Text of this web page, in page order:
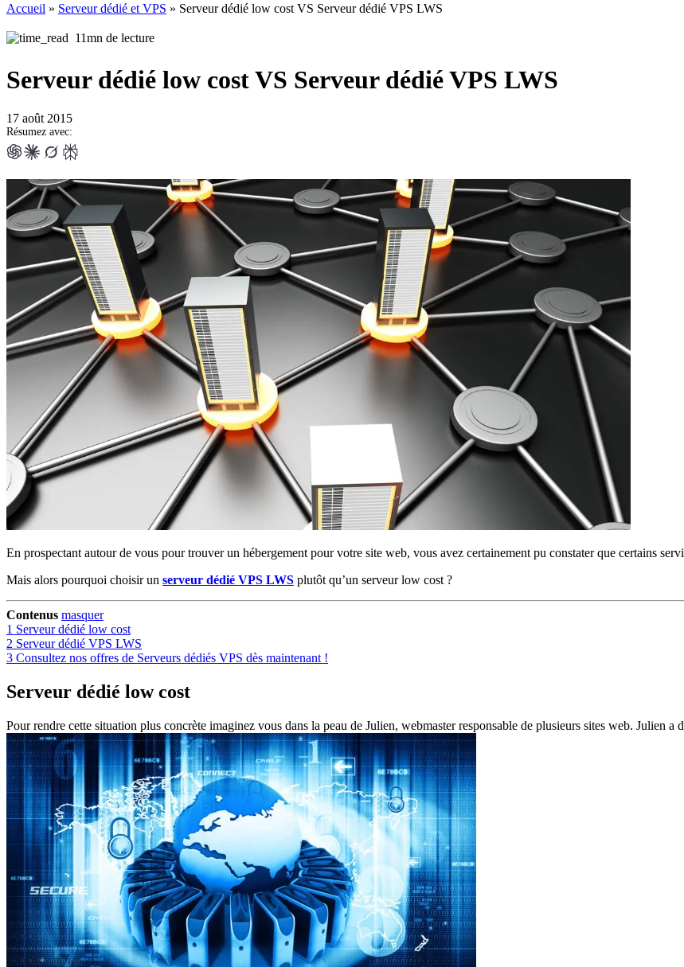
Accueil » Serveur dédié et VPS » Serveur dédié low cost VS Serveur dédié VPS LWS
11mn de lecture
Serveur dédié low cost VS Serveur dédié VPS LWS
17 août 2015
Résumez avec:
En prospectant autour de vous pour trouver un hébergement pour votre site web, vous avez certainement pu constater que certains
Mais alors pourquoi choisir un serveur dédié VPS LWS plutôt qu’un serveur low cost ?
Contenus masquer
1 Serveur dédié low cost
2 Serveur dédié VPS LWS
3 Consultez nos offres de Serveurs dédiés VPS dès maintenant !
Serveur dédié low cost
Pour rendre cette situation plus concrète imaginez vous dans la peau de Julien, webmaster responsable de plusieurs sites web. Julien a